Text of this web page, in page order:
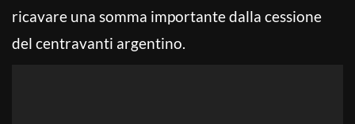
ricavare una somma importante dalla cessione
del centravanti argentino.